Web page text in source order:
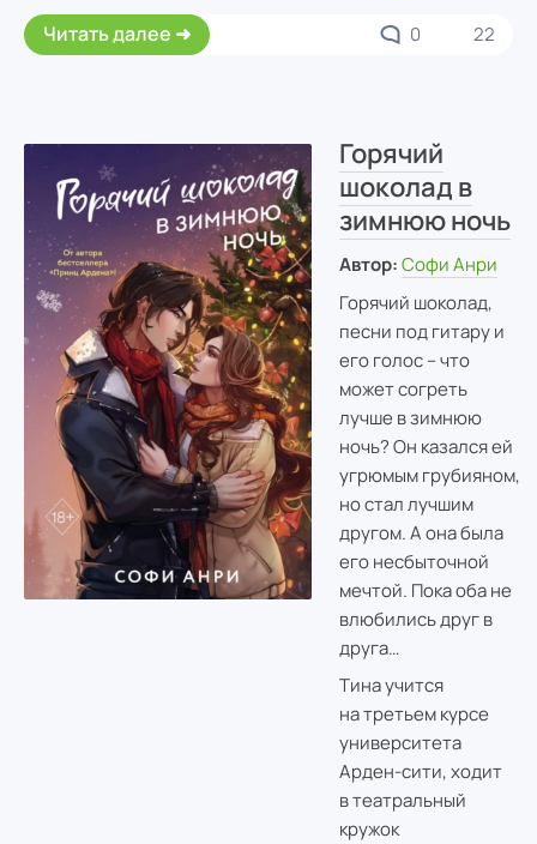
Читать далее 0 22
Горячий
шоколад в
зимнюю ночь
Автор: Софи Анри
Горячий шоколад,
песни под гитару и
его голос – что
может согреть
лучше в зимнюю
ночь? Он казался ей
угрюмым грубияном,
но стал лучшим
другом. А она была
его несбыточной
мечтой. Пока оба не
влюбились друг в
друга…
Тина учится
на третьем курсе
университета
Арден-сити, ходит
в театральный
кружок